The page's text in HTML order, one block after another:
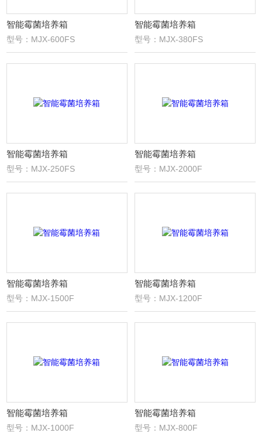
智能霉菌培养箱
型号：MJX-600FS
智能霉菌培养箱
型号：MJX-380FS
智能霉菌培养箱
型号：MJX-250FS
智能霉菌培养箱
型号：MJX-2000F
智能霉菌培养箱
型号：MJX-1500F
智能霉菌培养箱
型号：MJX-1200F
智能霉菌培养箱
型号：MJX-1000F
智能霉菌培养箱
型号：MJX-800F